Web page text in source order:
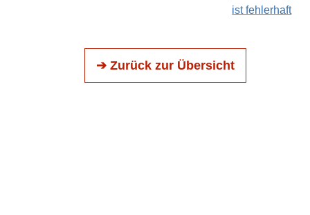
ist fehlerhaft
➔ Zurück zur Übersicht